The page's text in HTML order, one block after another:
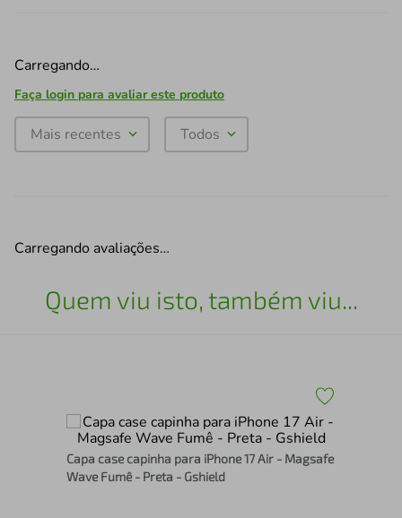
Carregando…
Faça login para avaliar este produto
Mais recentes Todos
Carregando avaliações…
Quem viu isto, também viu...
Capa case capinha para iPhone 17 Air - Magsafe
Wave Fumê - Preta - Gshield